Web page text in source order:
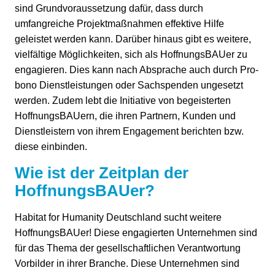
sind Grundvoraussetzung dafür, dass durch
umfangreiche Projektmaßnahmen effektive Hilfe
geleistet werden kann. Darüber hinaus gibt es weitere,
vielfältige Möglichkeiten, sich als HoffnungsBAUer zu
engagieren. Dies kann nach Absprache auch durch Pro-
bono Dienstleistungen oder Sachspenden ungesetzt
werden. Zudem lebt die Initiative von begeisterten
HoffnungsBAUern, die ihren Partnern, Kunden und
Dienstleistern von ihrem Engagement berichten bzw.
diese einbinden.
Wie ist der Zeitplan der
HoffnungsBAUer?
Habitat for Humanity Deutschland sucht weitere
HoffnungsBAUer! Diese engagierten Unternehmen sind
für das Thema der gesellschaftlichen Verantwortung
Vorbilder in ihrer Branche. Diese Unternehmen sind